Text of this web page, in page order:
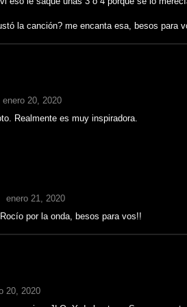
la canción? me encanta esa, besos para
enero 20, 2020
Realmente es muy inspiradora.
enero 21, 2020
por la onda, besos para vos!!
20, 2020